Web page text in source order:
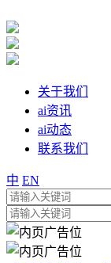
关于我们
ai资讯
ai动态
联系我们
中 EN